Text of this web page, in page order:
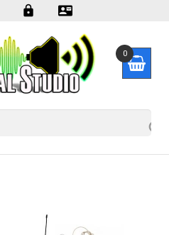
 
0
